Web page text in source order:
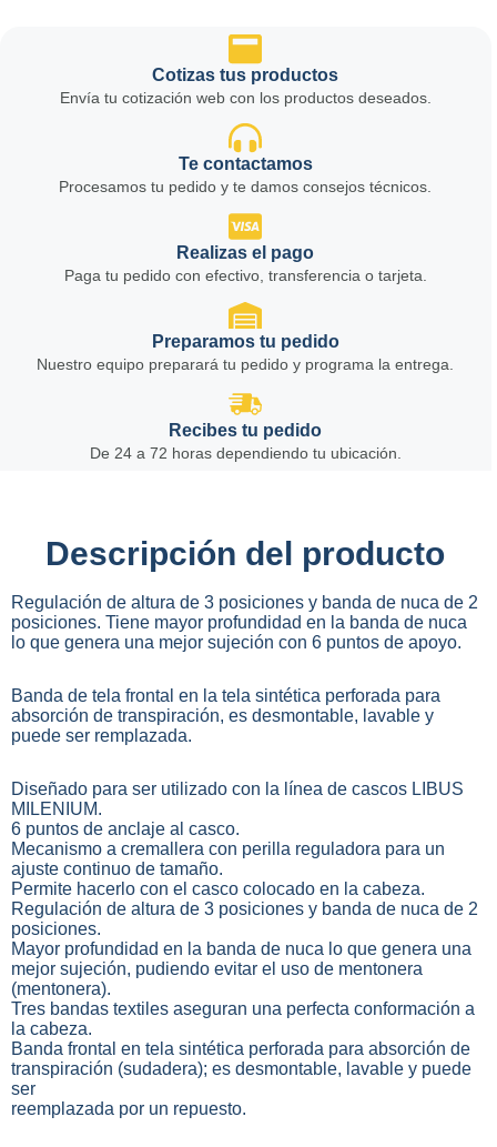
Cotizas tus productos
Envía tu cotización web con los productos deseados.
Te contactamos
Procesamos tu pedido y te damos consejos técnicos.
Realizas el pago
Paga tu pedido con efectivo, transferencia o tarjeta.
Preparamos tu pedido
Nuestro equipo preparará tu pedido y programa la entrega.
Recibes tu pedido
De 24 a 72 horas dependiendo tu ubicación.
Descripción del producto
Regulación de altura de 3 posiciones y banda de nuca de 2
posiciones. Tiene mayor profundidad en la banda de nuca
lo que genera una mejor sujeción con 6 puntos de apoyo.
Banda de tela frontal en la tela sintética perforada para
absorción de transpiración, es desmontable, lavable y
puede ser remplazada.
Diseñado para ser utilizado con la línea de cascos LIBUS
MILENIUM.
6 puntos de anclaje al casco.
Mecanismo a cremallera con perilla reguladora para un
ajuste continuo de tamaño.
Permite hacerlo con el casco colocado en la cabeza.
Regulación de altura de 3 posiciones y banda de nuca de 2
posiciones.
Mayor profundidad en la banda de nuca lo que genera una
mejor sujeción, pudiendo evitar el uso de mentonera
(mentonera).
Tres bandas textiles aseguran una perfecta conformación a
la cabeza.
Banda frontal en tela sintética perforada para absorción de
transpiración (sudadera); es desmontable, lavable y puede
ser
reemplazada por un repuesto.